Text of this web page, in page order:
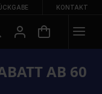
KONTAKT
AB 60